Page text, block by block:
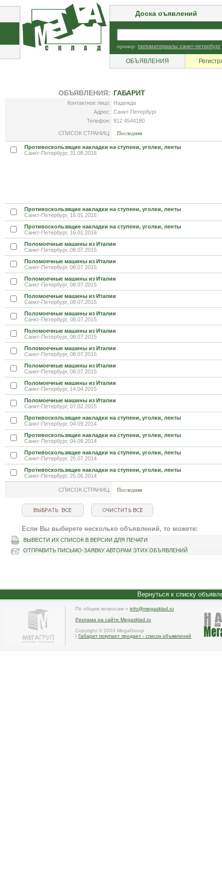
Доска оъявлений
пример: пиломатериалы санкт-петербург
ОБЪЯВЛЕНИЯ
ОБЪЯВЛЕНИЯ: ГАБАРИТ
Контактное лицо:
Надежда
Адрес: Санкт-Петербург
Телефон: 812 4544180
СПИСОК СТРАНИЦ: Последняя
Противоскользящие накладки на ступени, уголки, ленты
Санкт-Петербург, 31.08.2016
Противоскользящие накладки на ступени, уголки, ленты
Санкт-Петербург, 16.01.2016
Противоскользящие накладки на ступени, уголки, ленты
Санкт-Петербург, 16.01.2016
Поломоечные машины из Италии
Санкт-Петербург, 08.07.2015
Поломоечные машины из Италии
Санкт-Петербург, 08.07.2015
Поломоечные машины из Италии
Санкт-Петербург, 08.07.2015
Поломоечные машины из Италии
Санкт-Петербург, 08.07.2015
Поломоечные машины из Италии
Санкт-Петербург, 08.07.2015
Поломоечные машины из Италии
Санкт-Петербург, 08.07.2015
Поломоечные машины из Италии
Санкт-Петербург, 08.07.2015
Поломоечные машины из Италии
Санкт-Петербург, 08.07.2015
Поломоечные машины из Италии
Санкт-Петербург, 14.04.2015
Поломоечные машины из Италии
Санкт-Петербург, 07.02.2015
Противоскользящие накладки на ступени, уголки, ленты
Санкт-Петербург, 04.09.2014
Противоскользящие накладки на ступени, уголки, ленты
Санкт-Петербург, 04.09.2014
Противоскользящие накладки на ступени, уголки, ленты
Санкт-Петербург, 25.07.2014
Противоскользящие накладки на ступени, уголки, ленты
Санкт-Петербург, 25.06.2014
СПИСОК СТРАНИЦ: Последняя
Если Вы выберете несколько объявлений, то можете:
ВЫВЕСТИ ИХ СПИСОК В ВЕРСИИ ДЛЯ ПЕЧАТИ
ОТПРАВИТЬ ПИСЬМО-ЗАЯВКУ АВТОРАМ ЭТИХ ОБЪЯВЛЕНИЙ
Вернуться к списку
По общим вопросам » info@megasklad.ru
Реклама на сайте Megasklad.ru
Copyright © 2003 MegaGroup
| Габарит покупает продает - список объявлений